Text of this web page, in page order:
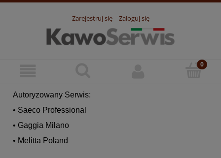
Zarejestruj się Zaloguj się
Autoryzowany Serwis:
• Saeco Professional
• Gaggia Milano
• Melitta Poland